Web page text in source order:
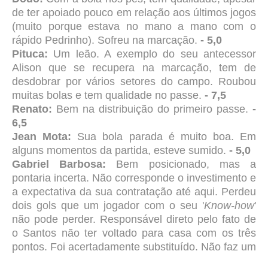
de ter apoiado pouco em relação aos últimos jogos
(muito porque estava no mano a mano com o
rápido Pedrinho). Sofreu na marcação. - 5,0
Pituca: Um leão. A exemplo do seu antecessor
Alison que se recupera na marcação, tem de
desdobrar por vários setores do campo. Roubou
muitas bolas e tem qualidade no passe. - 7,5
Renato: Bem na distribuição do primeiro passe. -
6,5
Jean Mota: Sua bola parada é muito boa. Em
alguns momentos da partida, esteve sumido. - 5,0
Gabriel Barbosa: Bem posicionado, mas a
pontaria incerta. Não corresponde o investimento e
a expectativa da sua contratação até aqui. Perdeu
dois gols que um jogador com o seu 'Know-how'
não pode perder. Responsável direto pelo fato de
o Santos não ter voltado para casa com os três
pontos. Foi acertadamente substituído. Não faz um